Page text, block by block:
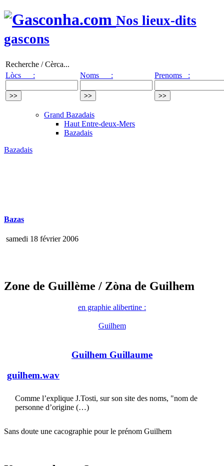
Nos lieux-dits
gascons
Recherche / Cèrca...
Lòcs :
Noms : Prenoms :
Grand Bazadais
Haut Entre-deux-Mers
Bazadais
Bazadais
Bazas
samedi 18 février 2006
Zone de Guillème / Zòna de Guilhem
en graphie alibertine :
Guilhem
Guilhem Guillaume
guilhem.wav
Comme l’explique J.Tosti, sur son site des noms, "nom de
personne d’origine (…)
Sans doute une cacographie pour le prénom Guilhem